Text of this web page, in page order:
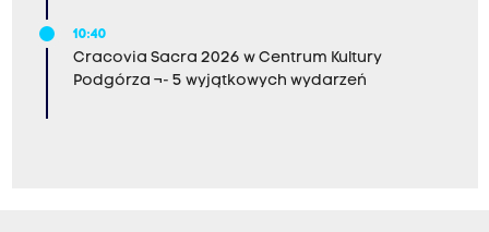
10:40
Cracovia Sacra 2026 w Centrum Kultury
Podgórza ¬- 5 wyjątkowych wydarzeń